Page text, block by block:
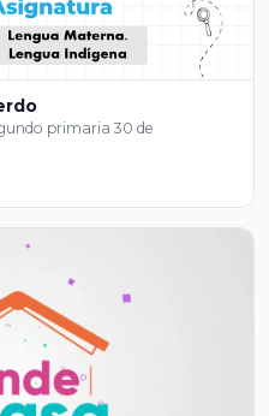
primaria 30 de